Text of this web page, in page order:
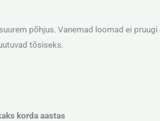
põhjus. Vanemad loomad ei
tõsiseks.
korda aastas